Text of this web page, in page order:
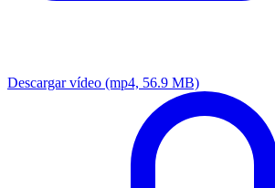
Descargar vídeo (mp4, 56.9 MB)